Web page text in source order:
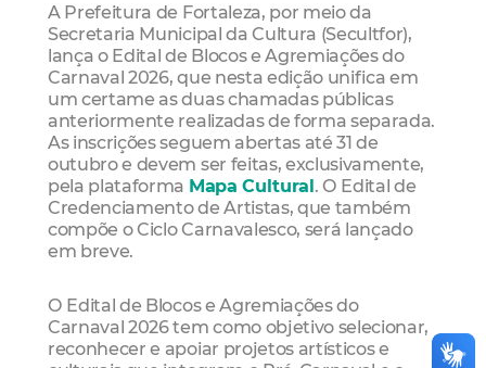
A Prefeitura de Fortaleza, por meio da
Secretaria Municipal da Cultura (Secultfor),
lança o Edital de Blocos e Agremiações do
Carnaval 2026, que nesta edição unifica em
um certame as duas chamadas públicas
anteriormente realizadas de forma separada.
As inscrições seguem abertas até 31 de
outubro e devem ser feitas, exclusivamente,
pela plataforma Mapa Cultural. O Edital de
Credenciamento de Artistas, que também
compõe o Ciclo Carnavalesco, será lançado
em breve.
O Edital de Blocos e Agremiações do
Carnaval 2026 tem como objetivo selecionar,
reconhecer e apoiar projetos artísticos e